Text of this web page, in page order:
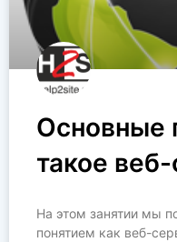
Основные
такое
На этом занятии мы
понятием как веб-